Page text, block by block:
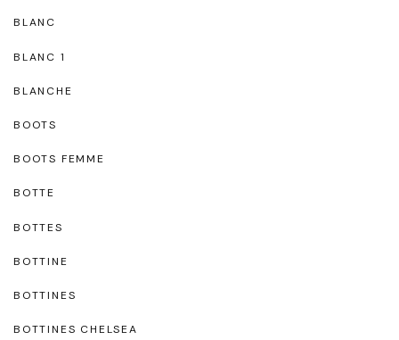
BLANC
BLANC 1
BLANCHE
BOOTS
BOOTS FEMME
BOTTE
BOTTES
BOTTINE
BOTTINES
BOTTINES CHELSEA